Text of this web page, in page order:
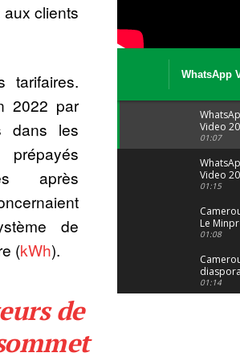
clients
tarifaires.
2022 par
dans les
après
de
(kWh).
de
WhatsApp
Video
04 at 15
01:07
Video
29 at 12
01:15
Le
alerte
jeunes
01:08
suivra-t-
l’appel
01:14